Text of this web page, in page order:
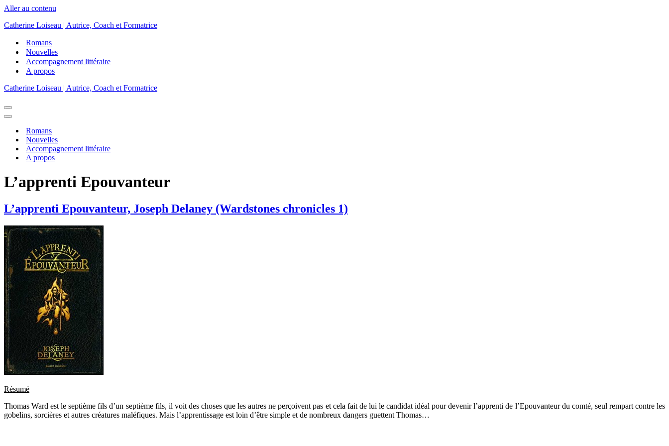
Aller au contenu
Catherine Loiseau | Autrice, Coach et Formatrice
Romans
Nouvelles
Accompagnement littéraire
A propos
Catherine Loiseau | Autrice, Coach et Formatrice
Menu
de
Menu
navigationRomans
Nouvelles
Accompagnement littéraire
A propos
L’apprenti Epouvanteur
L’apprenti Epouvanteur, Joseph Delaney (Wardstones chronicles 1)
Résumé
Thomas Ward est le septième fils d’un septième fils, il voit des choses que les autres ne perçoivent pas et cela fait de lui le candidat idéal pour devenir l’apprenti de l’Epouvanteur du comté, seul rempart contre les
gobelins, sorcières et autres créatures maléfiques. Mais l’apprentissage est loin d’être simple et de nombreux dangers guettent Thomas…